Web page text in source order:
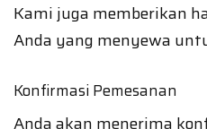
Kami juga memberikan
Anda yang menyewa
Konfirmasi Pemesanan
Anda akan menerima